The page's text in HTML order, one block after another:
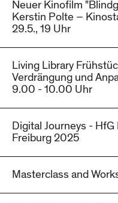
Neuer Kinofilm
Kerstin Polte –
29.5., 19 Uhr
Living Library
Verdrängung und
9.00 - 10.00 Uhr
Digital Journeys -
Freiburg 2025
Masterclass and